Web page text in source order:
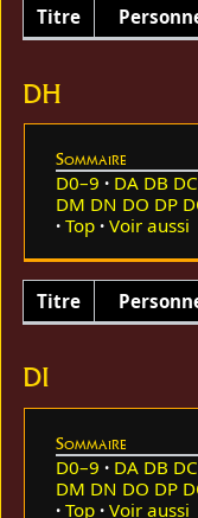
Titre
DH
Sommaire
D0–9 DA DB DC
DM DN DO DP
Top
Voir aussi
Titre
DI
Sommaire
D0–9 DA DB DC
DM DN DO DP
Top
Voir aussi